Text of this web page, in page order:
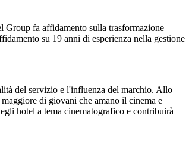
fa affidamento sulla trasformazione
su 19 anni di esperienza nella gestione
del servizio e l'influenza del marchio. Allo
di giovani che amano il cinema e
hotel a tema cinematografico e contribuirà